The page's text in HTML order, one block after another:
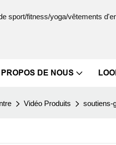
sport/fitness/yoga/vêtements
DE NOUS
Vidéo Produits soutiens-